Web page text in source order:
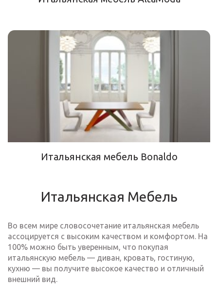
Итальянская мебель Bonaldo
Итальянская Мебель
Во всем мире словосочетание итальянская мебель
ассоцируется с высоким качеством и комфортом. На
100% можно быть уверенным, что покупая
итальянскую мебель — диван, кровать, гостиную,
кухню — вы получите высокое качество и отличный
внешний вид.